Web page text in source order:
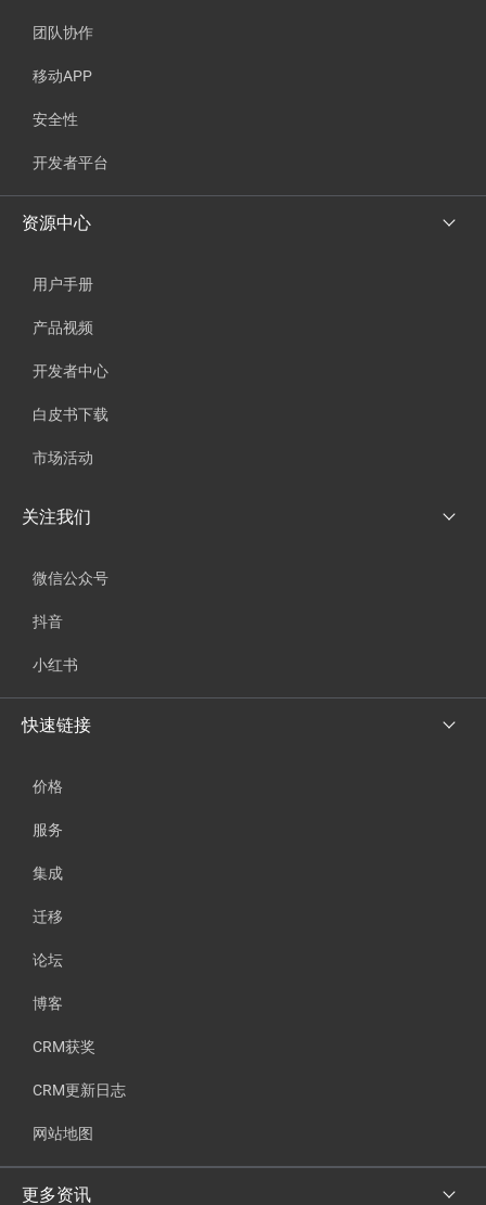
团队协作
移动APP
安全性
开发者平台
资源中心
用户手册
产品视频
开发者中心
白皮书下载
市场活动
关注我们
微信公众号
抖音
小红书
快速链接
价格
服务
集成
迁移
论坛
博客
CRM获奖
CRM更新日志
网站地图
更多资讯